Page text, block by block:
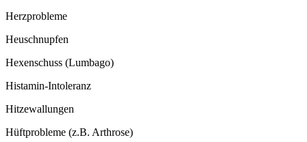
Herzprobleme
Heuschnupfen
Hexenschuss (Lumbago)
Histamin-Intoleranz
Hitzewallungen
Hüftprobleme (z.B. Arthrose)